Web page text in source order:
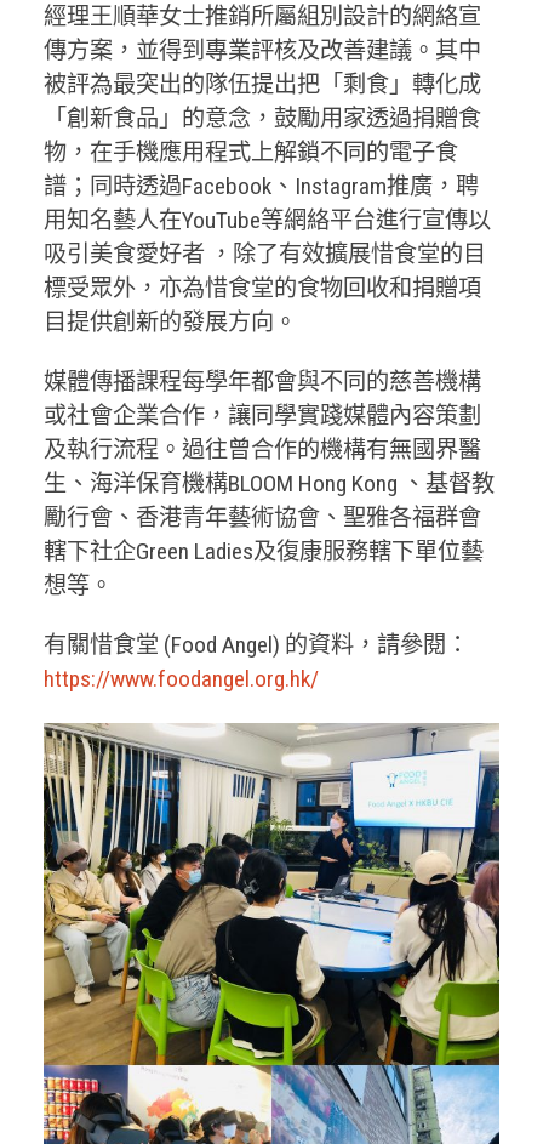
經理王順華女士推銷所屬組別設計的網絡宣
傳方案，並得到專業評核及改善建議。其中
被評為最突出的隊伍提出把「剩食」轉化成
「創新食品」的意念，鼓勵用家透過捐贈食
物，在手機應用程式上解鎖不同的電子食
譜；同時透過Facebook、Instagram推廣，聘
用知名藝人在YouTube等網絡平台進行宣傳以
吸引美食愛好者 ，除了有效擴展惜食堂的目
標受眾外，亦為惜食堂的食物回收和捐贈項
目提供創新的發展方向。
媒體傳播課程每學年都會與不同的慈善機構
或社會企業合作，讓同學實踐媒體內容策劃
及執行流程。過往曾合作的機構有無國界醫
生、海洋保育機構BLOOM Hong Kong 、基督教
勵行會、香港青年藝術協會、聖雅各福群會
轄下社企Green Ladies及復康服務轄下單位藝
想等。
有關惜食堂 (Food Angel) 的資料，請參閱：
https://www.foodangel.org.hk/